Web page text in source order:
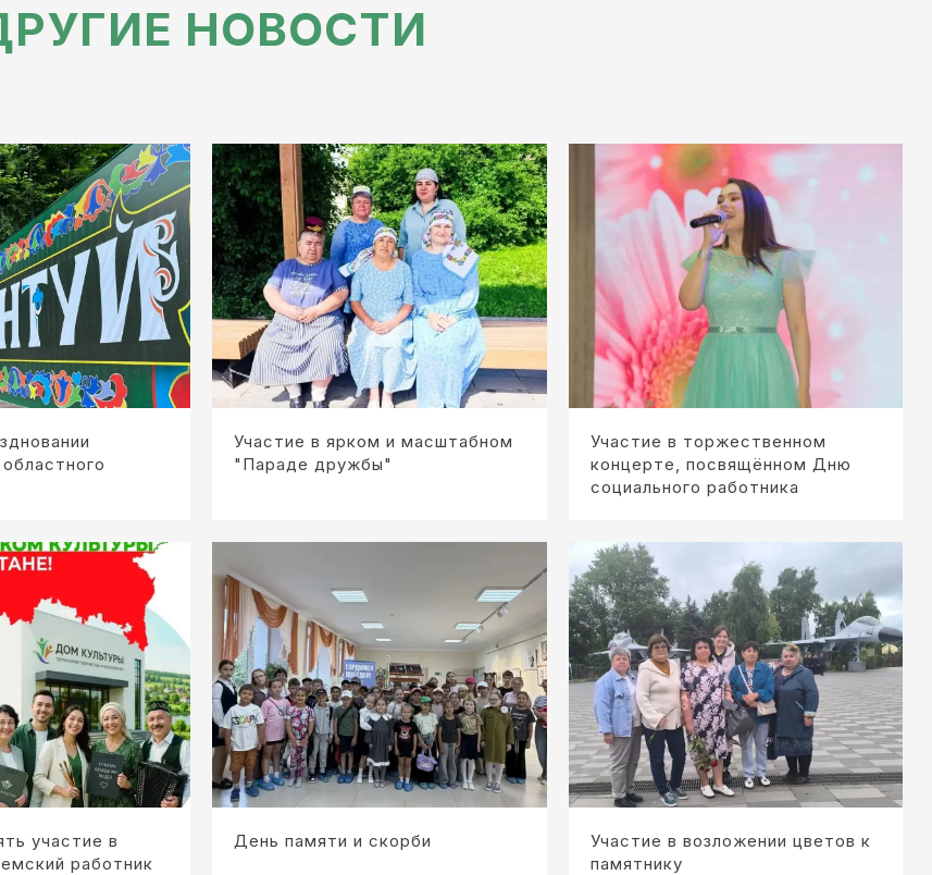
НОВОСТИ
Участие в ярком и масштабном
"Параде дружбы"
Участие в торжественном
концерте, посвящённом Дню
социального работника
участие в
работник
День памяти и скорби
Участие в возложении цветов к
памятнику